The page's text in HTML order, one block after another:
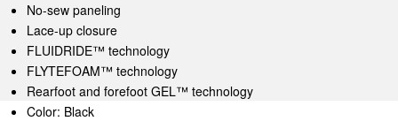
No-sew paneling
Lace-up closure
FLUIDRIDE™ technology
FLYTEFOAM™ technology
Rearfoot and forefoot GEL™ technology
Color: Black